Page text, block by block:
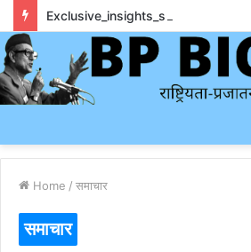
Home / समाचार
समाचार